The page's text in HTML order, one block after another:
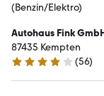
(Benzin/Elektro)
Autohaus Fink
Agent
87435 Kempten
3.9 Sterne
(56)